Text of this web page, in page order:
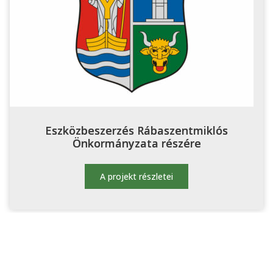
Eszközbeszerzés Rábaszentmiklós
Önkormányzata részére
A projekt részletei